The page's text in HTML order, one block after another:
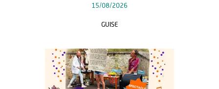
15/08/2026
GUISE